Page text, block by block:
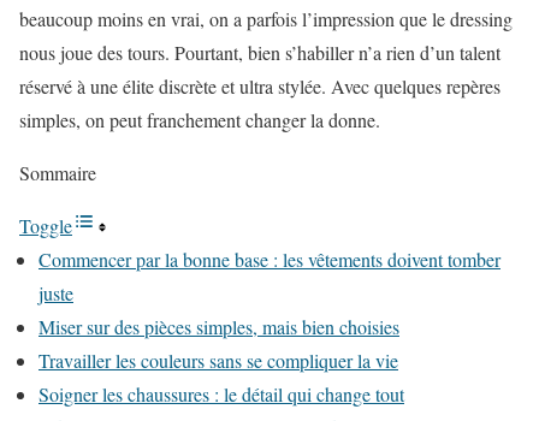
beaucoup moins en vrai, on a parfois l’impression que le dressing
nous joue des tours. Pourtant, bien s’habiller n’a rien d’un talent
réservé à une élite discrète et ultra stylée. Avec quelques repères
simples, on peut franchement changer la donne.
Sommaire
Toggle
Commencer par la bonne base : les vêtements doivent tomber
juste
Miser sur des pièces simples, mais bien choisies
Travailler les couleurs sans se compliquer la vie
Soigner les chaussures : le détail qui change tout